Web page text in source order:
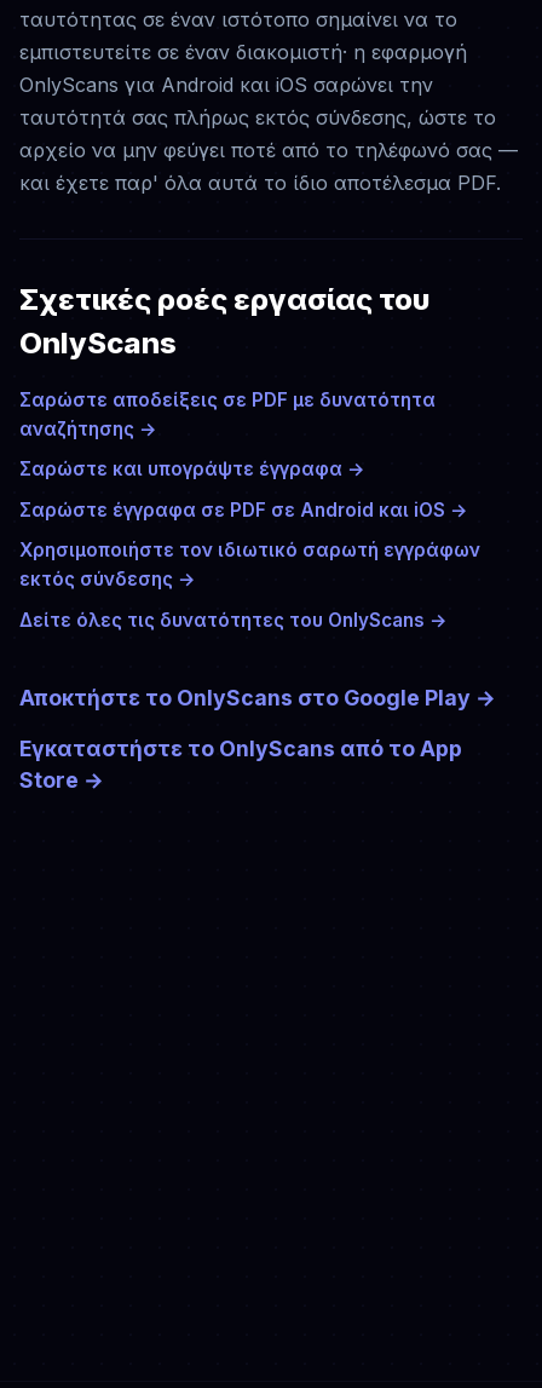
ταυτότητας σε έναν ιστότοπο σημαίνει να το
εμπιστευτείτε σε έναν διακομιστή· η εφαρμογή
OnlyScans για Android και iOS σαρώνει την
ταυτότητά σας πλήρως εκτός σύνδεσης, ώστε το
αρχείο να μην φεύγει ποτέ από το τηλέφωνό σας —
και έχετε παρ' όλα αυτά το ίδιο αποτέλεσμα PDF.
Σχετικές ροές εργασίας του
OnlyScans
Σαρώστε αποδείξεις σε PDF με δυνατότητα
αναζήτησης →
Σαρώστε και υπογράψτε έγγραφα →
Σαρώστε έγγραφα σε PDF σε Android και iOS →
Χρησιμοποιήστε τον ιδιωτικό σαρωτή εγγράφων
εκτός σύνδεσης →
Δείτε όλες τις δυνατότητες του OnlyScans →
Αποκτήστε το OnlyScans στο Google Play →
Εγκαταστήστε το OnlyScans από το App
Store →